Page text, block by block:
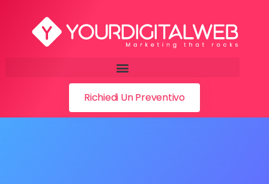
Richiedi Un Preventivo